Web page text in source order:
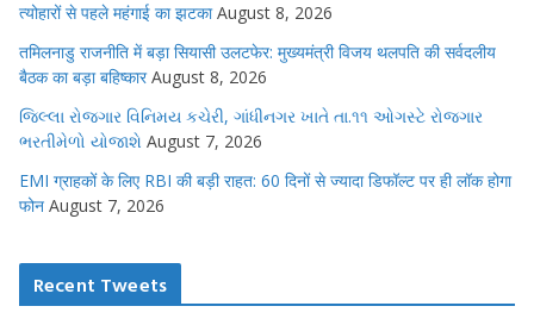
त्योहारों से पहले महंगाई का झटका August 8, 2026
तमिलनाडु राजनीति में बड़ा सियासी उलटफेर: मुख्यमंत्री विजय थलपति की सर्वदलीय
बैठक का बड़ा बहिष्कार August 8, 2026
જિલ્લા રોજગાર વિનિમય કચેરી, ગાંધીનગર ખાતે તા.૧૧ ઓગસ્ટે રોજગાર
ભરતીમેળો યોજાશે August 7, 2026
EMI ग्राहकों के लिए RBI की बड़ी राहत: 60 दिनों से ज्यादा डिफॉल्ट पर ही लॉक होगा
फोन August 7, 2026
Recent Tweets